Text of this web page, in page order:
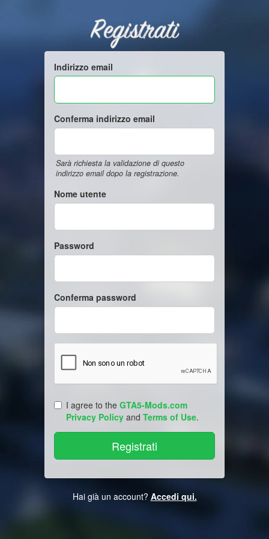
Registrati
Indirizzo email
Conferma indirizzo email
Sarà richiesta la validazione di questo
indirizzo email dopo la registrazione.
Nome utente
Password
Conferma password
I agree to the GTA5-Mods.com
Privacy Policy and Terms of Use.
Hai già un account? Accedi qui.